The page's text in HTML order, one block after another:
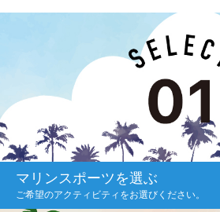
マリンスポーツを選ぶ
ご希望のアクティビティをお選びください。